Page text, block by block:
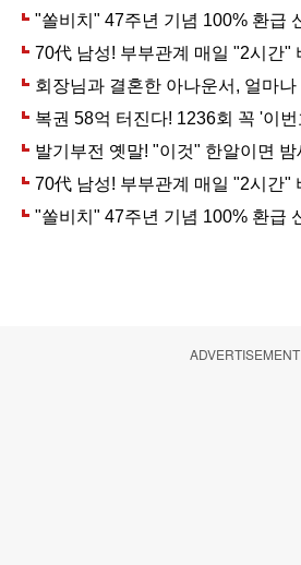
ADVERTISEMENT